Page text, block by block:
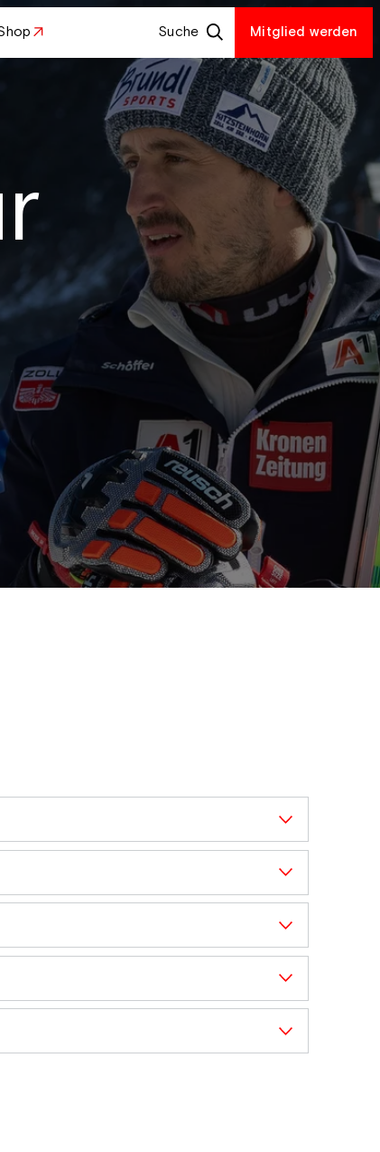
Suche Mitglied werden